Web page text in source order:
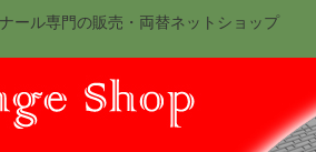
ール専門の販売・両替ネットショップ